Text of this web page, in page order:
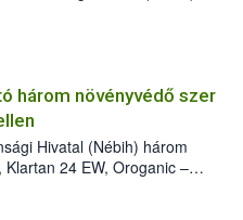
planipennis) jelenlétét. A
találták meg, de már fertőzött
intézkedéseket a szlovák
megállítása érdekében.
három növényvédő szer
Hivatal (Nébih) három
24 EW, Oroganic –
azok a szüretet követően,
91) stádiumáig